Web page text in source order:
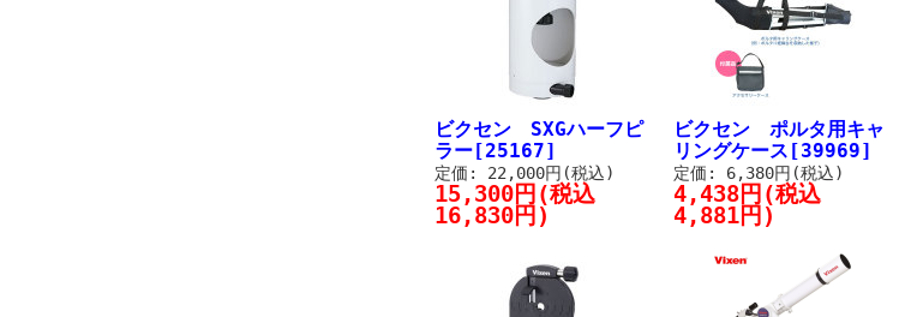
ビクセン SXGハーフピ
ラー[25167]
定価: 22,000円(税込)
15,300円(税込
16,830円)
ビクセン ポルタ用キャ
リングケース[39969]
定価: 6,380円(税込)
4,438円(税込
4,881円)